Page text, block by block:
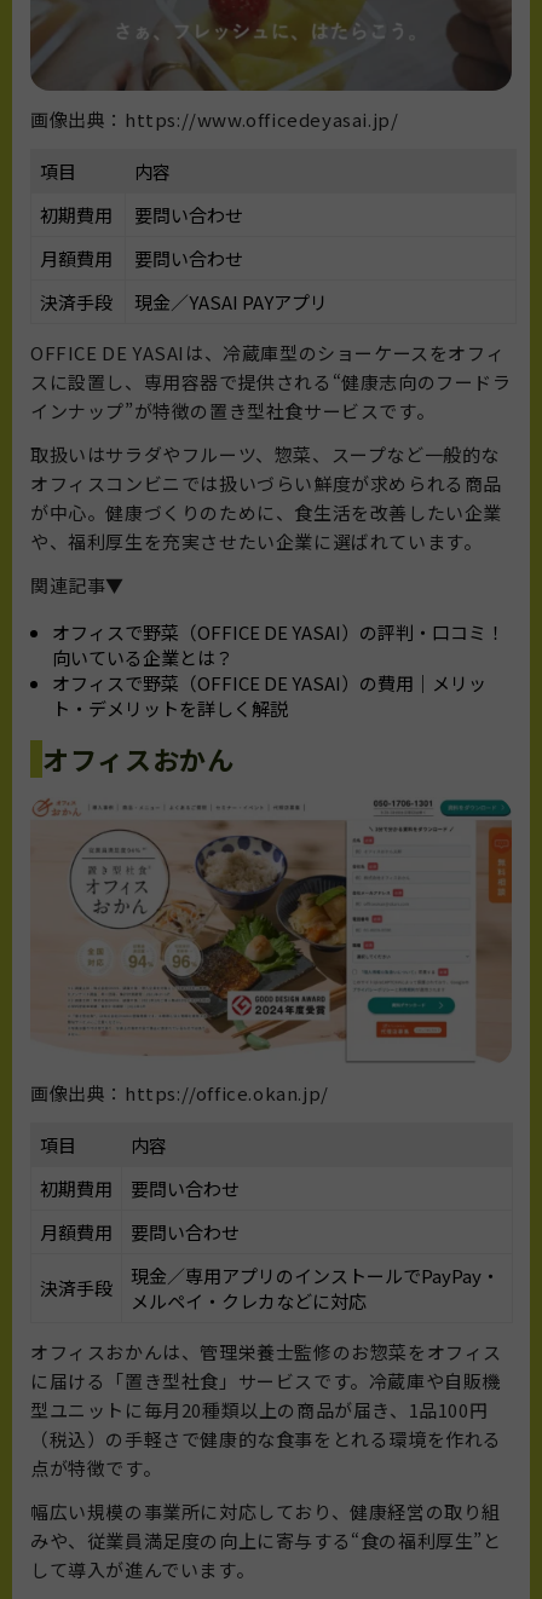
画像出典：https://www.officedeyasai.jp/
項目
内容
初期費用
要問い合わせ
月額費用
要問い合わせ
決済手段
現金／YASAI PAYアプリ
OFFICE DE YASAIは、冷蔵庫型のショーケースをオフィ
スに設置し、専用容器で提供される“健康志向のフードラ
インナップ”が特徴の置き型社食サービスです。
取扱いはサラダやフルーツ、惣菜、スープなど一般的な
オフィスコンビニでは扱いづらい鮮度が求められる商品
が中心。健康づくりのために、食生活を改善したい企業
や、福利厚生を充実させたい企業に選ばれています。
関連記事▼
オフィスで野菜（OFFICE DE YASAI）の評判・口コミ！
向いている企業とは？
オフィスで野菜（OFFICE DE YASAI）の費用｜メリッ
ト・デメリットを詳しく解説
オフィスおかん
画像出典：https://office.okan.jp/
項目
内容
初期費用
要問い合わせ
月額費用
要問い合わせ
決済手段
現金／専用アプリのインストールでPayPay・
メルペイ・クレカなどに対応
オフィスおかんは、管理栄養士監修のお惣菜をオフィス
に届ける「置き型社食」サービスです。冷蔵庫や自販機
型ユニットに毎月20種類以上の商品が届き、1品100円
（税込）の手軽さで健康的な食事をとれる環境を作れる
点が特徴です。
幅広い規模の事業所に対応しており、健康経営の取り組
みや、従業員満足度の向上に寄与する“食の福利厚生”と
して導入が進んでいます。